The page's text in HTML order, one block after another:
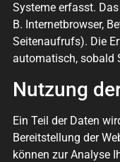
Systeme erfasst.
B. Internetbrowser,
Seitenaufrufs). Die
automatisch, sobald
Nutzung
Ein Teil der Daten
Bereitstellung der
können zur Analyse